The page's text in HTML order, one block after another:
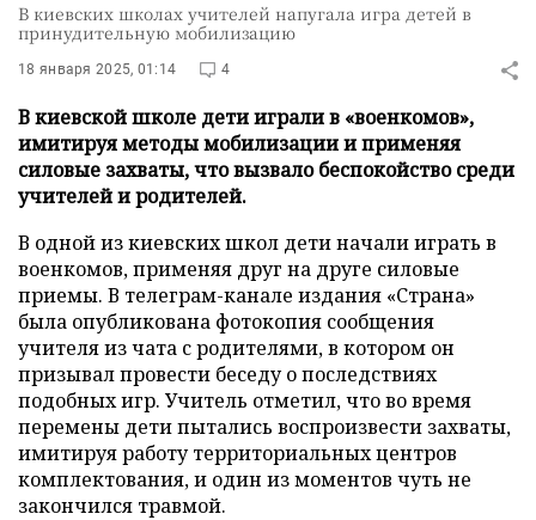
В киевских школах учителей напугала игра детей в
принудительную мобилизацию
18 января 2025, 01:14 4
В киевской школе дети играли в «военкомов»,
имитируя методы мобилизации и применяя
силовые захваты, что вызвало беспокойство среди
учителей и родителей.
В одной из киевских школ дети начали играть в
военкомов, применяя друг на друге силовые
приемы. В телеграм-канале издания «Страна»
была опубликована фотокопия сообщения
учителя из чата с родителями, в котором он
призывал провести беседу о последствиях
подобных игр. Учитель отметил, что во время
перемены дети пытались воспроизвести захваты,
имитируя работу территориальных центров
комплектования, и один из моментов чуть не
закончился травмой.